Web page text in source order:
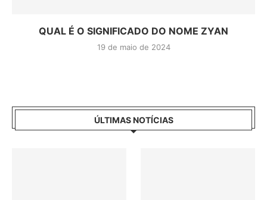
QUAL É O SIGNIFICADO DO NOME ZYAN
19 de maio de 2024
ÚLTIMAS NOTÍCIAS